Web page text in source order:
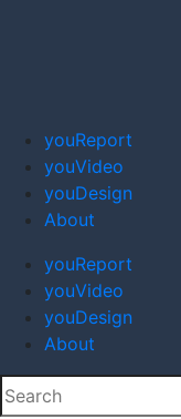
youReport
youVideo
youDesign
About
youReport
youVideo
youDesign
About